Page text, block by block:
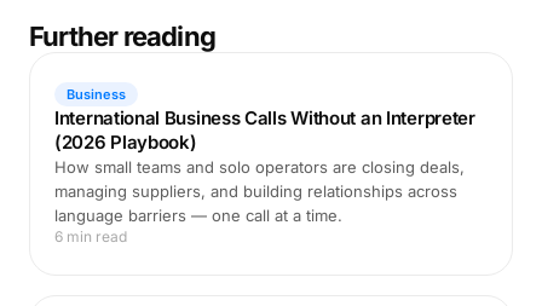
Further reading
Business
International Business Calls Without an Interpreter
(2026 Playbook)
How small teams and solo operators are closing deals,
managing suppliers, and building relationships across
language barriers — one call at a time.
6 min read